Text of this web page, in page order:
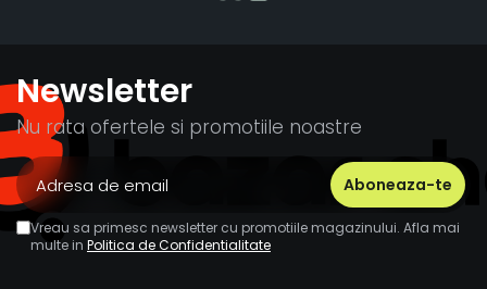
Newsletter
Nu rata ofertele si promotiile noastre
Vreau sa primesc newsletter cu promotiile magazinului. Afla mai
multe in Politica de Confidentialitate